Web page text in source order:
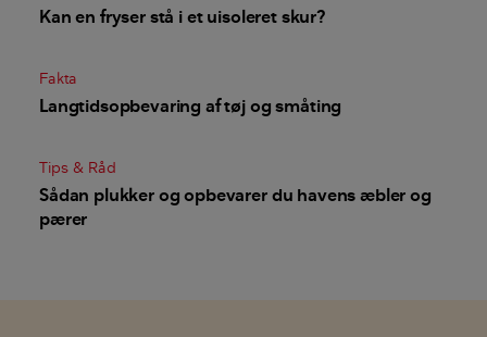
Kan en fryser stå i et uisoleret skur?
Fakta
Langtidsopbevaring af tøj og småting
Tips & Råd
Sådan plukker og opbevarer du havens æbler og
pærer